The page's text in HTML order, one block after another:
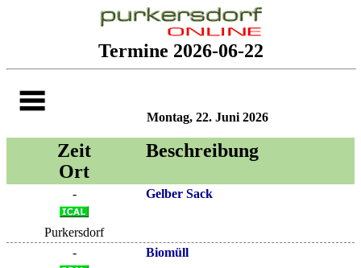
Termine 2026-06-22
Montag, 22. Juni 2026
Zeit
Ort
Beschreibung
-
Purkersdorf
Gelber Sack
- Biomüll